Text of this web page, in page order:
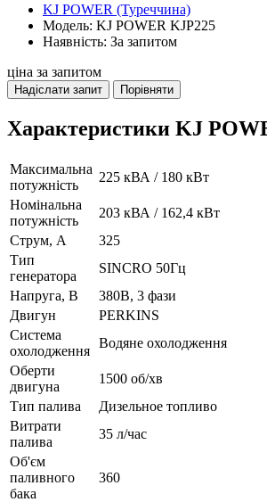
KJ POWER (Туреччина)
Модель: KJ POWER KJP225
Наявність: За запитом
ціна за запитом
Надіслати запит Порівняти
Характеристики KJ
Максимальна
потужність
225 кВА / 180 кВт
Номінальна
потужність
203 кВА / 162,4 кВт
Струм, А
325
Тип
генератора
SINCRO 50Гц
Напруга, В
380В, 3 фази
Двигун
PERKINS
Система
охолодження
Водяне охолодження
Оберти
двигуна
1500 об/хв
Тип палива
Дизельное топливо
Витрати
палива
35 л/час
Об'єм
паливного
бака
360